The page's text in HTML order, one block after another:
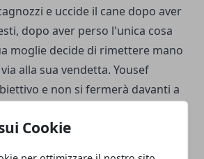
Cookie
e uccide il cane dopo aver
dopo aver perso l'unica cosa
moglie decide di rimettere mano
alla sua vendetta. Yousef
e non si fermerà davanti a